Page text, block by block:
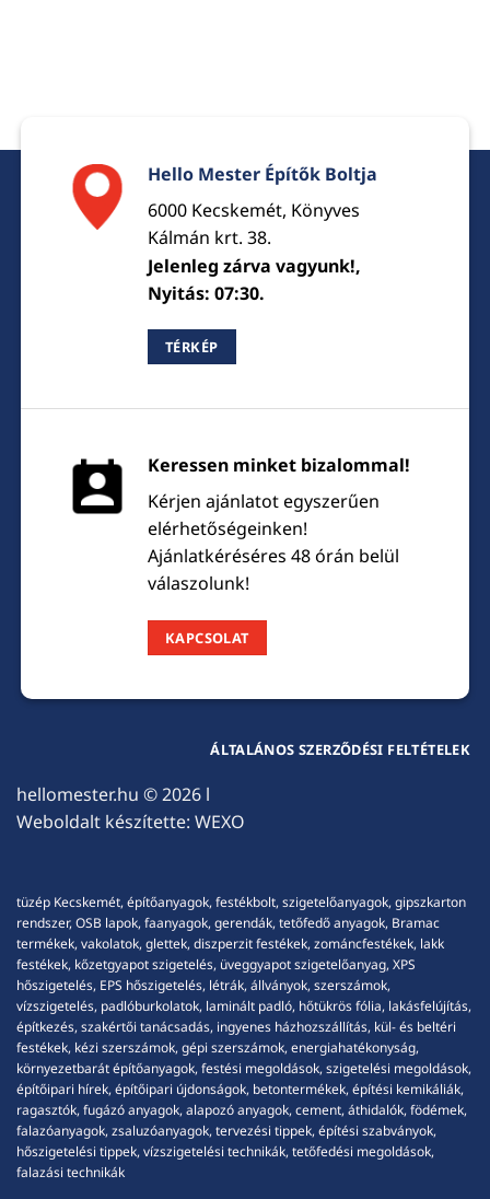
Hello Mester Építők Boltja
6000 Kecskemét, Könyves
Kálmán krt. 38.
Jelenleg zárva vagyunk!,
Nyitás: 07:30.
TÉRKÉP
Keressen minket bizalommal!
Kérjen ajánlatot egyszerűen
elérhetőségeinken!
Ajánlatkéréséres 48 órán belül
válaszolunk!
KAPCSOLAT
hellomester.hu © 2026 l
Weboldalt készítette: WEXO
ÁLTALÁNOS SZERZŐDÉSI FELTÉTELEK
tüzép Kecskemét, építőanyagok, festékbolt, szigetelőanyagok, gipszkarton
rendszer, OSB lapok, faanyagok, gerendák, tetőfedő anyagok, Bramac
termékek, vakolatok, glettek, diszperzit festékek, zománcfestékek, lakk
festékek, kőzetgyapot szigetelés, üveggyapot szigetelőanyag, XPS
hőszigetelés, EPS hőszigetelés, létrák, állványok, szerszámok,
vízszigetelés, padlóburkolatok, laminált padló, hőtükrös fólia, lakásfelújítás,
építkezés, szakértői tanácsadás, ingyenes házhozszállítás, kül- és beltéri
festékek, kézi szerszámok, gépi szerszámok, energiahatékonyság,
környezetbarát építőanyagok, festési megoldások, szigetelési megoldások,
építőipari hírek, építőipari újdonságok, betontermékek, építési kemikáliák,
ragasztók, fugázó anyagok, alapozó anyagok, cement, áthidalók, födémek,
falazóanyagok, zsaluzóanyagok, tervezési tippek, építési szabványok,
hőszigetelési tippek, vízszigetelési technikák, tetőfedési megoldások,
falazási technikák